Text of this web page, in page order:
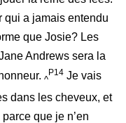
qui a jamais entendu
que Josie? Les
Andrews sera la
^
P14 Je vais
dans les cheveux, et
que je n’en